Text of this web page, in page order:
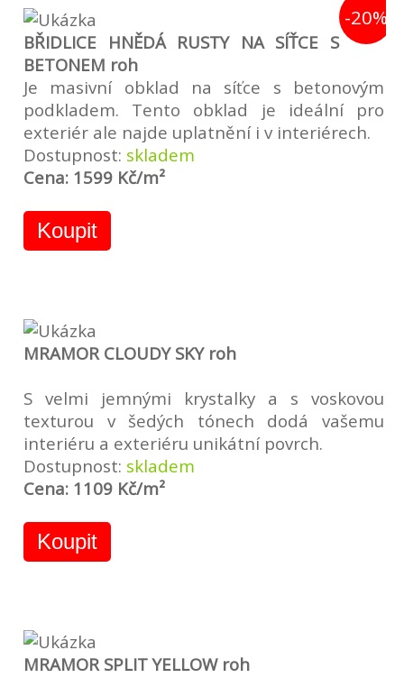
-20%
BŘIDLICE HNĚDÁ RUSTY NA SÍŤCE S
BETONEM roh
Je masivní obklad na síťce s betonovým
podkladem. Tento obklad je ideální pro
exteriér ale najde uplatnění i v interiérech.
Dostupnost: skladem
Cena: 1599 Kč/m²
Koupit
MRAMOR CLOUDY SKY roh
S velmi jemnými krystalky a s voskovou
texturou v šedých tónech dodá vašemu
interiéru a exteriéru unikátní povrch.
Dostupnost: skladem
Cena: 1109 Kč/m²
Koupit
MRAMOR SPLIT YELLOW roh